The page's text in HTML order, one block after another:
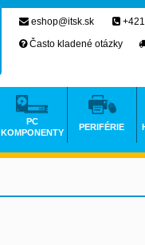
eshop@itsk.sk
Často kladené otázky
PC
KOMPONENTY
PERIFÉRIE